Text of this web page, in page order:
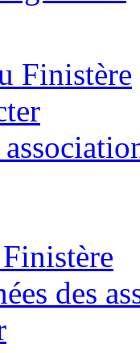
Finistère
des